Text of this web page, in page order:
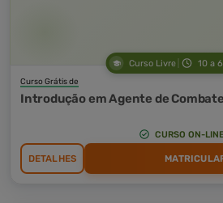
Curso Livre 10 a
Curso Grátis de
Introdução em Agente de
CURSO ON-LINE
DETALHES